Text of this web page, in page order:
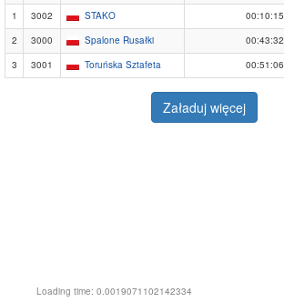
1
3002 STAKO 00:10:15
2
3000 Spalone Rusałki 00:43:32
3
3001 Toruńska Sztafeta 00:51:06
Załaduj więcej
Loading time: 0.0019071102142334